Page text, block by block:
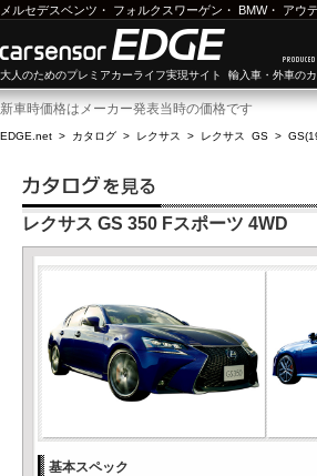
メルセデスベンツ ・ フォルクスワーゲン ・ BMW・ アウ
大人のためのプレミアカーライフ実現サイト 輸入車・外車の
新車時価格はメーカー発表当時の価格です
EDGE.net > カタログ > レクサス > レクサス GS >
レクサス GS 350 Fスポーツ 4WD
基本スペック